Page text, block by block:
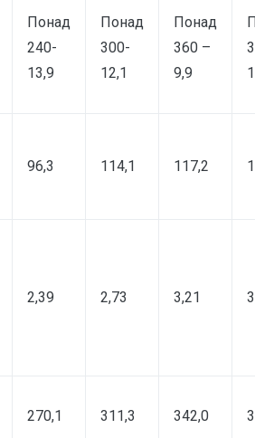
Понад
240-
13,9
Понад
300-
12,1
Понад
360 –
9,9
96,3 114,1 117,2
2,39 2,73 3,21
270,1 311,3 342,0